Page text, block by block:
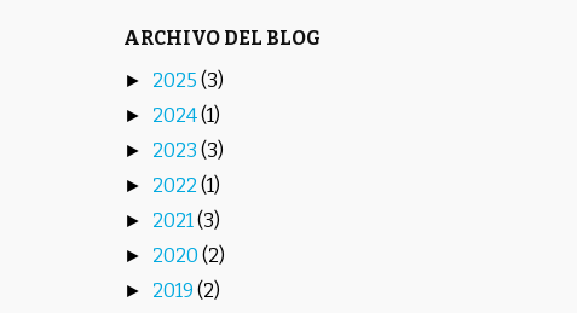
ARCHIVO DEL BLOG
► 2025 (3)
► 2024(1)
► 2023 (3)
► 2022 (1)
► 2021(3)
► 2020 (2)
► 2019 (2)